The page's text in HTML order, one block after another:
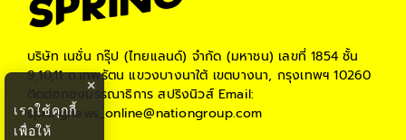
บริษัท เนชั่น กรุ๊ป (ไทยแลนด์) จำกัด (มหาชน) เลขที่ 1854 ชั้น
9,10,11 ถ.เทพรัตน แขวงบางนาใต้ เขตบางนา, กรุงเทพฯ 10260
ติดต่อกองบรรณาธิการ สปริงนิวส์Email:
springnews_online@nationgroup.com
×
เราใช้คุกกี้
เพื่อให้